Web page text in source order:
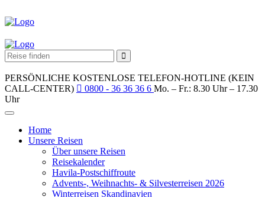
PERSÖNLICHE KOSTENLOSE TELEFON-HOTLINE (KEIN
CALL-CENTER)
0800 - 36 36 36 6 Mo. – Fr.: 8.30 Uhr – 17.30
Uhr
Home
Unsere Reisen
Über unsere Reisen
Reisekalender
Havila-Postschiffroute
Advents-, Weihnachts- & Silvesterreisen 2026
Winterreisen Skandinavien